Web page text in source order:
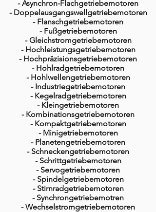
- Asynchron-Flachgetriebemotoren
- Doppelausgangswellgetriebemotoren​
- Flanschgetriebemotoren
- Fußgetriebemotoren
- Gleichstromgetriebemotoren
- Hochleistungsgetriebemotoren
- Hochpräzisionsgetriebemotoren
- Hohlradgetriebemotoren
- Hohlwellengetriebemotoren
- Industriegetriebemotoren
- Kegelradgetriebemotoren
- Kleingetriebemotoren
- Kombinationsgetriebemotoren
- Kompaktgetriebemotoren
- Minigetriebemotoren
- Planetengetriebemotor​en
- Schneckengetriebemotoren
- Schrittgetriebemotoren
- Servogetriebemotoren
- Spindelgetriebemotoren
- Stirnradgetriebemotoren
- Synchrongetriebemotren
- Wechselstromgetriebemotoren